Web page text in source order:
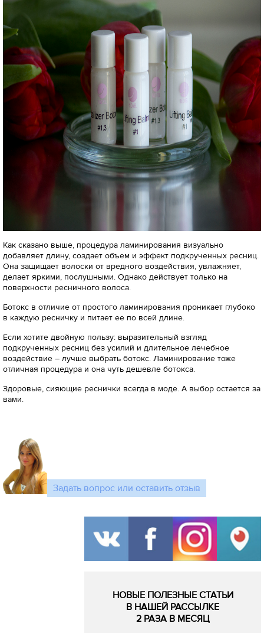
Как сказано выше, процедура ламинирования визуально
добавляет длину, создает объем и эффект подкрученных ресниц.
Она защищает волоски от вредного воздействия, увлажняет,
делает яркими, послушными. Однако действует только на
поверхности ресничного волоса.
Ботокс в отличие от простого ламинирования проникает глубоко
в каждую ресничку и питает ее по всей длине.
Если хотите двойную пользу: выразительный взгляд
подкрученных ресниц без усилий и длительное лечебное
воздействие – лучше выбрать ботокс. Ламинирование тоже
отличная процедура и она чуть дешевле ботокса.
Здоровые, сияющие реснички всегда в моде. А выбор остается за
вами.
Задать вопрос или оставить отзыв
НОВЫЕ ПОЛЕЗНЫЕ СТАТЬИ
В НАШЕЙ РАССЫЛКЕ
2 РАЗА В МЕСЯЦ